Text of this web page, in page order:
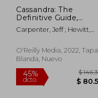
Cassandra: The
Definitive Guide,
(Revised) Third
Edition: Distributed
Inglés)
Carpenter, Jeff ; Hewitt,
O'Reilly Media, 2022, Tapa
Blanda, Nuevo